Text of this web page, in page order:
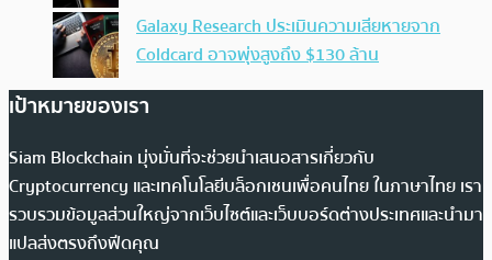
Galaxy Research ประเมินความเสียหายจาก
Coldcard อาจพุ่งสูงถึง $130 ล้าน
เป้าหมายของเรา
Siam Blockchain มุ่งมั่นที่จะช่วยนำเสนอสารเกี่ยวกับ
Cryptocurrency และเทคโนโลยีบล็อกเชนเพื่อคนไทย ในภาษาไทย เรา
รวบรวมข้อมูลส่วนใหญ่จากเว็บไซต์และเว็บบอร์ดต่างประเทศและนำมา
แปลส่งตรงถึงฟีดคุณ